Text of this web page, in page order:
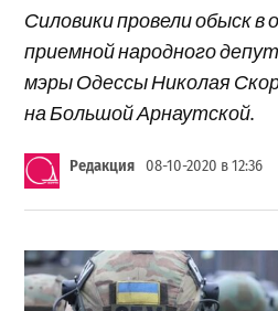
Силовики провели обыск
приемной народного
мэры Одессы Николая
на Большой Арнаутской.
Редакция 08-10-2020 в 12:36